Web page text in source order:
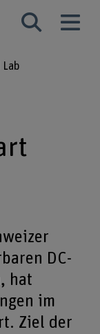
Lab
DC-
hat
im
Ziel der